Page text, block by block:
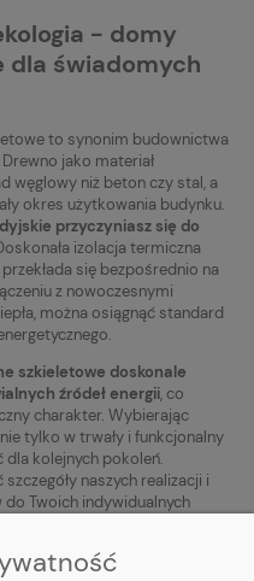
- domy
dla świadomych
to synonim budownictwa
jako materiał
węglowy niż beton czy stal, a
okres użytkowania budynku.
przyczyniasz się do
izolacja termiczna
się bezpośrednio na
z nowoczesnymi
można osiągnąć standard
szkieletowe doskonale
źródeł energii, co
charakter. Wybierając
tylko w trwały i funkcjonalny
dla kolejnych pokoleń.
naszych realizacji i
Twoich indywidualnych